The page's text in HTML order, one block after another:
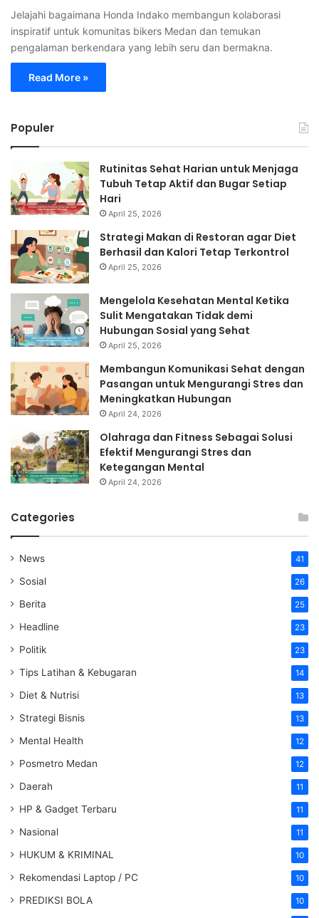
Jelajahi bagaimana Honda Indako membangun kolaborasi
inspiratif untuk komunitas bikers Medan dan temukan
pengalaman berkendara yang lebih seru dan bermakna.
Read More »
Populer
Rutinitas Sehat Harian untuk Menjaga
Tubuh Tetap Aktif dan Bugar Setiap
Hari
April 25, 2026
Strategi Makan di Restoran agar Diet
Berhasil dan Kalori Tetap Terkontrol
April 25, 2026
Mengelola Kesehatan Mental Ketika
Sulit Mengatakan Tidak demi
Hubungan Sosial yang Sehat
April 25, 2026
Membangun Komunikasi Sehat dengan
Pasangan untuk Mengurangi Stres dan
Meningkatkan Hubungan
April 24, 2026
Olahraga dan Fitness Sebagai Solusi
Efektif Mengurangi Stres dan
Ketegangan Mental
April 24, 2026
Categories
News 41
Sosial 26
Berita 25
Headline 23
Politik 23
Tips Latihan & Kebugaran 14
Diet & Nutrisi 13
Strategi Bisnis 13
Mental Health 12
Posmetro Medan 12
Daerah 11
HP & Gadget Terbaru 11
Nasional 11
HUKUM & KRIMINAL 10
Rekomendasi Laptop / PC 10
PREDIKSI BOLA 10